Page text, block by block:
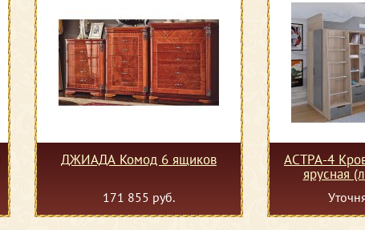
ДЖИАДА Комод 6 ящиков
171 855 руб.
АСТРА-4
ярусная